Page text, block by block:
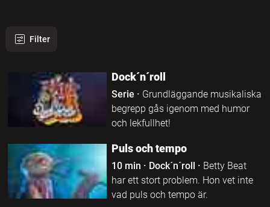
Filter
16 program hittades Dock´n´roll
Serie · Grundläggande musikaliska
begrepp gås igenom med humor
och lekfullhet!
Puls och tempo
10 min · Dock´n´roll · Betty Beat
har ett stort problem. Hon vet inte
vad puls och tempo är.